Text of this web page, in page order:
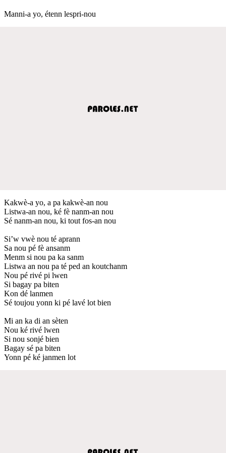
Manni-a yo, étenn lespri-nou
Kakwè-a yo, a pa kakwè-an nou
Listwa-an nou, ké fè nanm-an nou
Sé nanm-an nou, ki tout fos-an nou
Si’w vwè nou té aprann
Sa nou pé fè ansanm
Menm si nou pa ka sanm
Listwa an nou pa té ped an koutchanm
Nou pé rivé pi lwen
Si bagay pa biten
Kon dé lanmen
Sé toujou yonn ki pé lavé lot bien
Mi an ka di an sèten
Nou ké rivé lwen
Si nou sonjé bien
Bagay sé pa biten
Yonn pé ké janmen lot